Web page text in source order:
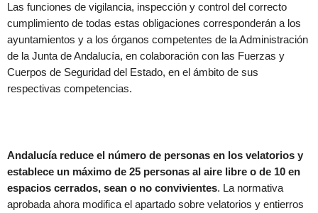
Las funciones de vigilancia, inspección y control del correcto
cumplimiento de todas estas obligaciones corresponderán a los
ayuntamientos y a los órganos competentes de la Administración
de la Junta de Andalucía, en colaboración con las Fuerzas y
Cuerpos de Seguridad del Estado, en el ámbito de sus
respectivas competencias.
Andalucía reduce el número de personas en los velatorios y
establece un máximo de 25 personas al aire libre o de 10 en
espacios cerrados, sean o no convivientes. La normativa
aprobada ahora modifica el apartado sobre velatorios y entierros